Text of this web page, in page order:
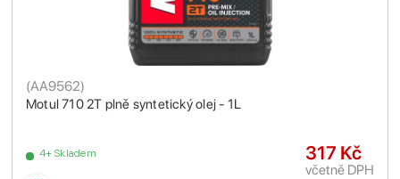
Motul 710 2T plně syntetický olej - 1L
(AA9562)
4+ Skladem 317 Kč
včetně DPH